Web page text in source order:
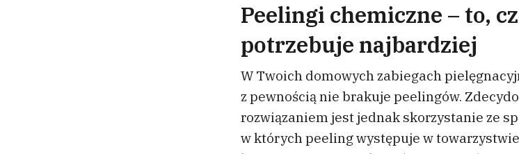
Peelingi chemiczne – to,
potrzebuje najbardziej
W Twoich domowych zabiegach
z pewnością nie brakuje peelingów.
rozwiązaniem jest jednak skorzystanie ze
w których peeling występuje w